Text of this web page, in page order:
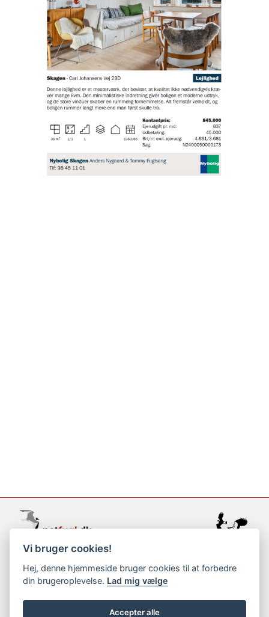
support@netfugl.dk
copyright © 2002-2023
Vi bruger cookies!
Hej, denne hjemmeside bruger cookies til at forbedre
din brugeroplevelse. Lad mig vælge
Accepter alle